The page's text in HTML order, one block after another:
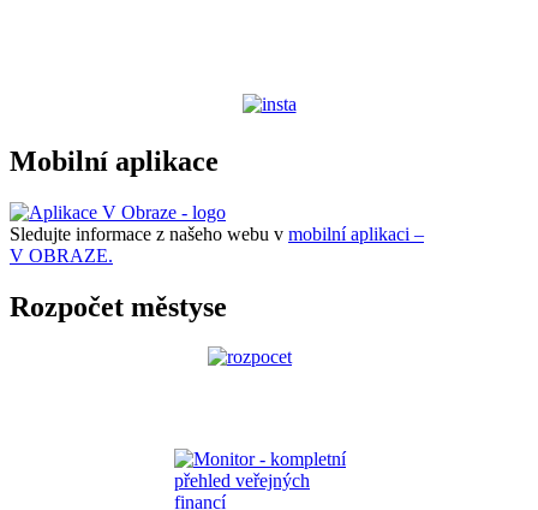
Mobilní aplikace
Sledujte informace z našeho webu v mobilní aplikaci –
V OBRAZE.
Rozpočet městyse